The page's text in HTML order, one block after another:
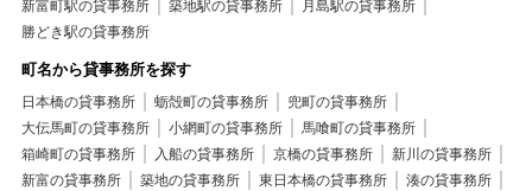
新富町駅の貸事務所
築地駅の貸事務所
月島駅の貸事務所
勝どき駅の貸事務所
町名から貸事務所を探す
日本橋の貸事務所 蛎殻町の貸事務所
兜町の貸事務所
大伝馬町の貸事務所
小網町の貸事務所
馬喰町の貸事務所
箱崎町の貸事務所
入船の貸事務所 京橋の貸事務所
新川の貸事務所
新富の貸事務所
築地の貸事務所 東日本橋の貸事務所
湊の貸事務所